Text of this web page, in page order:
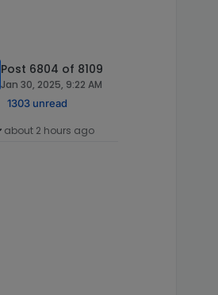
Post 6804 of 8109
Jan 30, 2025, 9:22 AM
1303 unread
about 2 hours ago